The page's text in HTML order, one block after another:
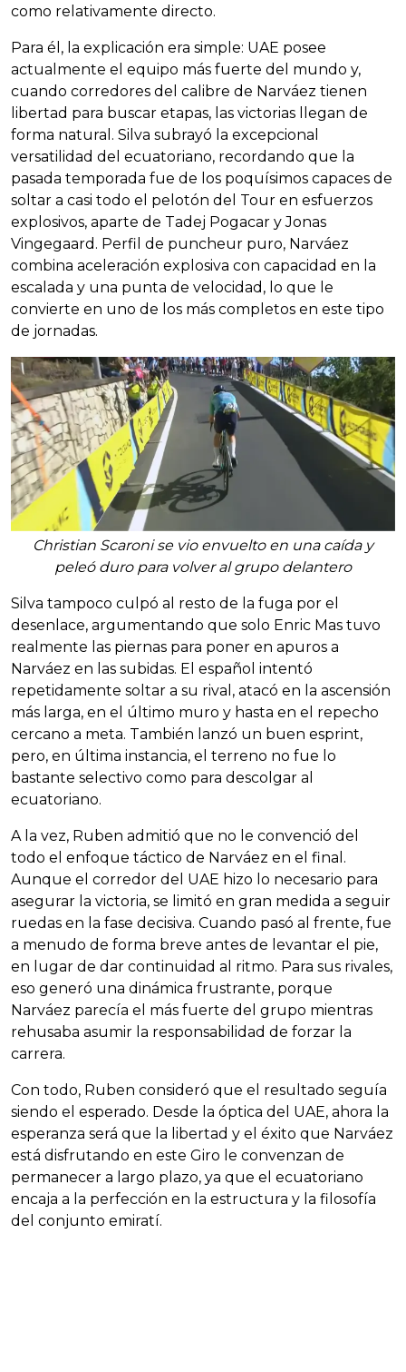
como relativamente directo.
Para él, la explicación era simple: UAE posee
actualmente el equipo más fuerte del mundo y,
cuando corredores del calibre de Narváez tienen
libertad para buscar etapas, las victorias llegan de
forma natural. Silva subrayó la excepcional
versatilidad del ecuatoriano, recordando que la
pasada temporada fue de los poquísimos capaces de
soltar a casi todo el pelotón del Tour en esfuerzos
explosivos, aparte de Tadej Pogacar y Jonas
Vingegaard. Perfil de puncheur puro, Narváez
combina aceleración explosiva con capacidad en la
escalada y una punta de velocidad, lo que le
convierte en uno de los más completos en este tipo
de jornadas.
Christian Scaroni se vio envuelto en una caída y
peleó duro para volver al grupo delantero
Silva tampoco culpó al resto de la fuga por el
desenlace, argumentando que solo Enric Mas tuvo
realmente las piernas para poner en apuros a
Narváez en las subidas. El español intentó
repetidamente soltar a su rival, atacó en la ascensión
más larga, en el último muro y hasta en el repecho
cercano a meta. También lanzó un buen esprint,
pero, en última instancia, el terreno no fue lo
bastante selectivo como para descolgar al
ecuatoriano.
A la vez, Ruben admitió que no le convenció del
todo el enfoque táctico de Narváez en el final.
Aunque el corredor del UAE hizo lo necesario para
asegurar la victoria, se limitó en gran medida a seguir
ruedas en la fase decisiva. Cuando pasó al frente, fue
a menudo de forma breve antes de levantar el pie,
en lugar de dar continuidad al ritmo. Para sus rivales,
eso generó una dinámica frustrante, porque
Narváez parecía el más fuerte del grupo mientras
rehusaba asumir la responsabilidad de forzar la
carrera.
Con todo, Ruben consideró que el resultado seguía
siendo el esperado. Desde la óptica del UAE, ahora la
esperanza será que la libertad y el éxito que Narváez
está disfrutando en este Giro le convenzan de
permanecer a largo plazo, ya que el ecuatoriano
encaja a la perfección en la estructura y la filosofía
del conjunto emiratí.